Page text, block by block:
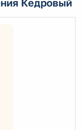
Кедровый